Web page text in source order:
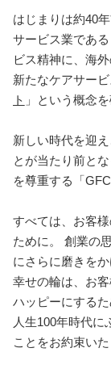
はじまりは約40
サービス業であ
ビス精神に、海
新たなケアサー
ト 」という概念
新しい時代を迎
とが当たり前と
を尊重する「
すべては、お客
ために。 創業の
にさらに磨きをか
幸せの輪は、お
ハッピーにするた
人生100年時代に
ことをお約束いた